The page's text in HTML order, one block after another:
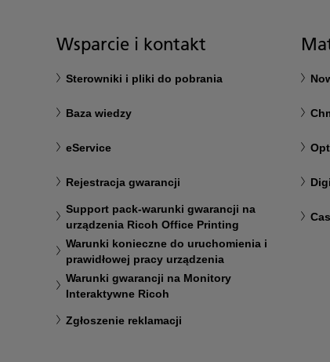
Wsparcie i kontakt
Sterowniki i pliki do pobrania
Baza wiedzy
eService
Rejestracja gwarancji
Support pack-warunki gwarancji na
urządzenia Ricoh Office Printing
Warunki konieczne do uruchomienia i
prawidłowej pracy urządzenia
Warunki gwarancji na Monitory
Interaktywne Ricoh
Zgłoszenie reklamacji